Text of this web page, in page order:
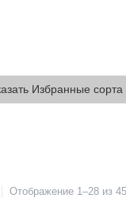
Избранные сорта
Отображение 1–28 из